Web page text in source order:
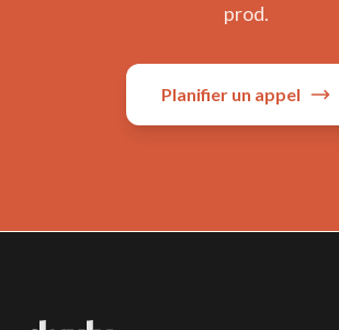
prod.
Planifier un appel